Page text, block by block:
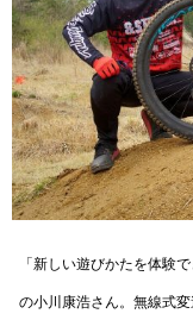
「新しい遊びかたを体験
の小川康浩さん。無線式